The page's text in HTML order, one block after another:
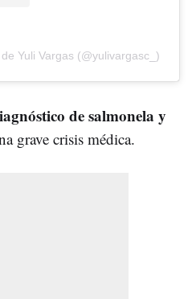
Yuli Vargas (@yulivargasc_)
de salmonela y
grave crisis médica.